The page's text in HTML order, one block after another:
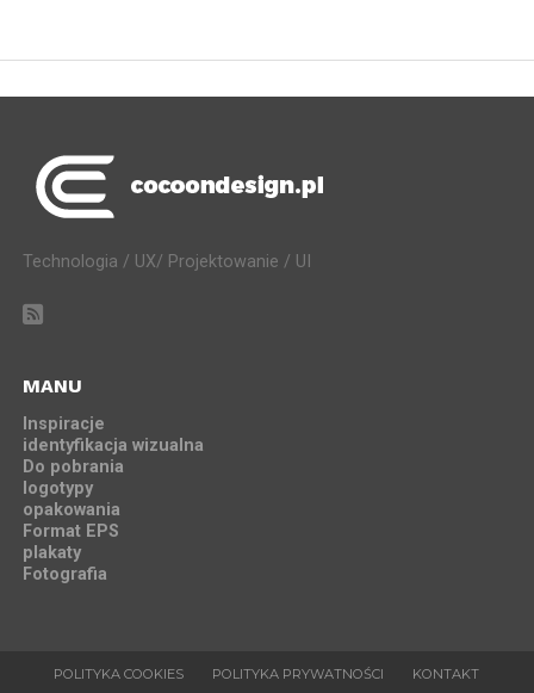
Technologia / UX/ Projektowanie / UI
MANU
Inspiracje
identyfikacja wizualna
Do pobrania
logotypy
opakowania
Format EPS
plakaty
Fotografia
POLITYKA COOKIES POLITYKA PRYWATNOŚCI KONTAKT